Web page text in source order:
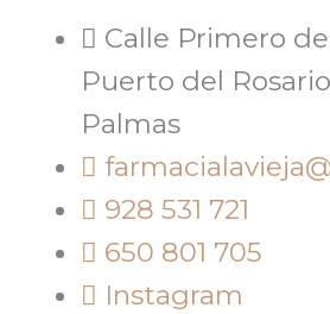
Calle Primero
Puerto del
Palmas
928 531 721
650 801 705
Instagram